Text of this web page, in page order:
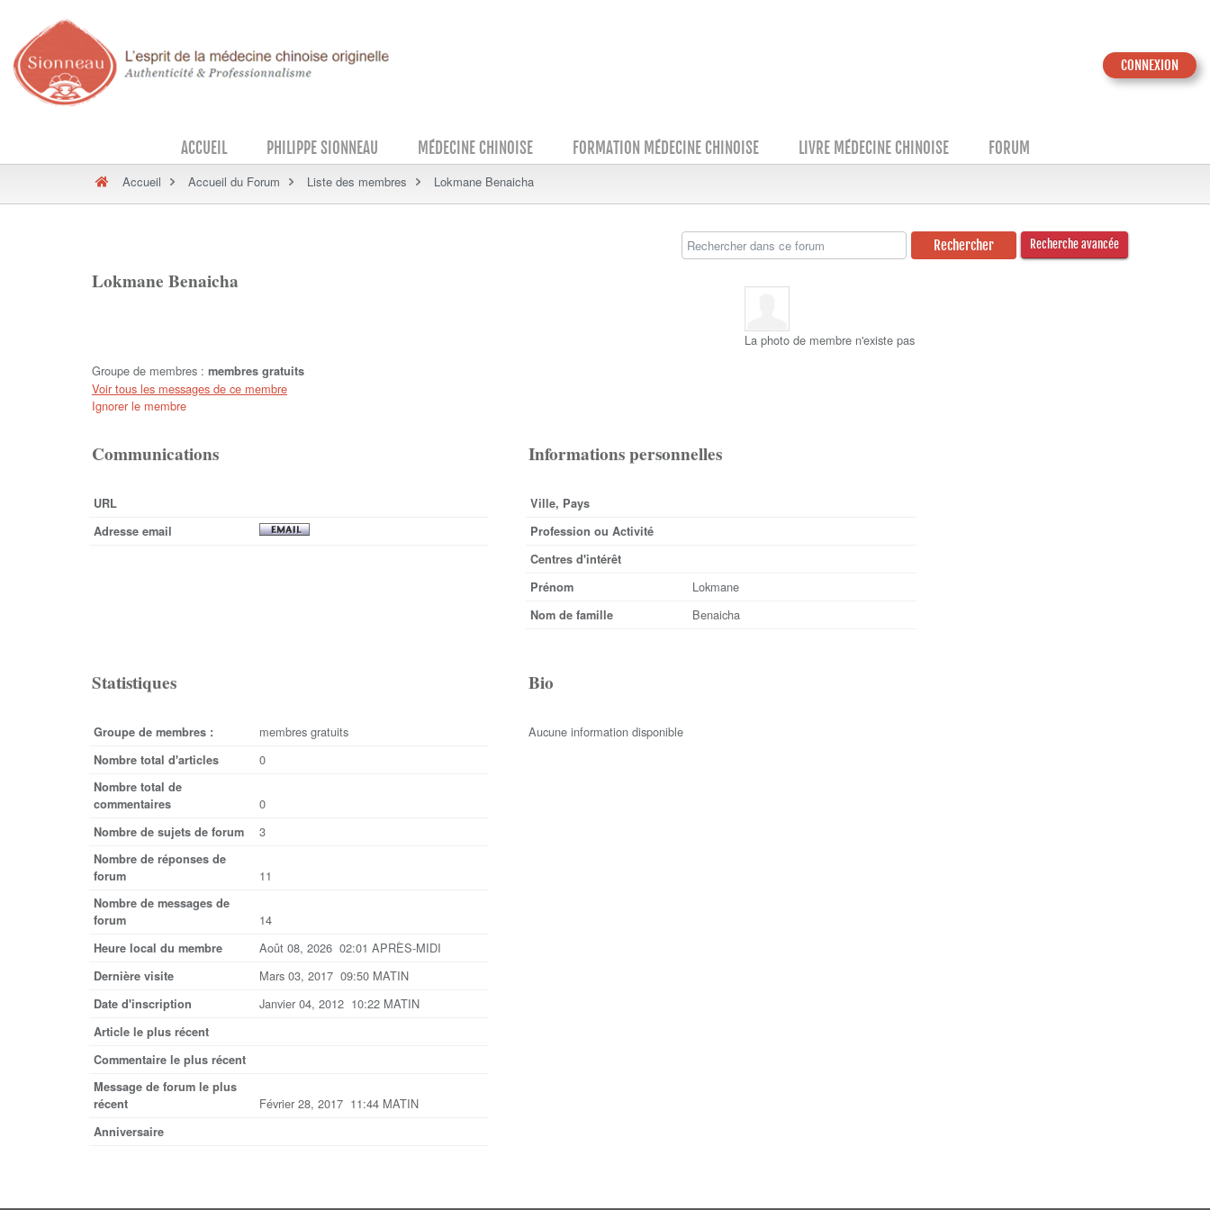
CONNEXION
ACCUEIL PHILIPPE SIONNEAU MÉDECINE CHINOISE FORMATION MÉDECINE CHINOISE LIVRE MÉDECINE CHINOISE FORUM
Accueil Accueil du Forum Liste des membres Lokmane Benaicha
Recherche avancée
La photo de membre n'existe pas
Lokmane Benaicha
Groupe de membres : membres gratuits
Voir tous les messages de ce membre
Ignorer le membre
Communications
URL
Adresse email
Informations personnelles
Ville, Pays
Profession ou Activité
Centres d'intérêt
Prénom
Lokmane
Nom de famille Benaicha
Statistiques
Groupe de membres : membres gratuits
Nombre total d'articles 0
Nombre total de
commentaires
0
Nombre de sujets de forum 3
Nombre de réponses de
forum
11
Nombre de messages de
forum
14
Heure local du membre Août 08, 2026 02:01 APRÈS-MIDI
Dernière visite Mars 03, 2017 09:50 MATIN
Date d'inscription Janvier 04, 2012 10:22 MATIN
Article le plus récent
Commentaire le plus récent
Message de forum le plus
récent
Février 28, 2017 11:44 MATIN
Anniversaire
Bio
Aucune information disponible